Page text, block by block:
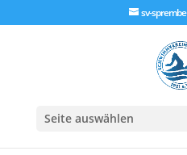
sv-
Seite auswählen